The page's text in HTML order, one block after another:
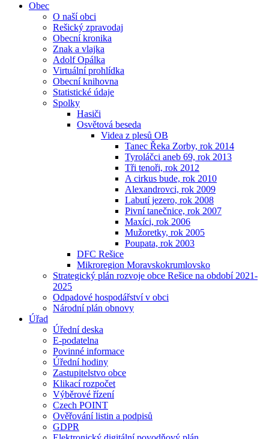
Obec
O naší obci
Rešický zpravodaj
Obecní kronika
Znak a vlajka
Adolf Opálka
Virtuální prohlídka
Obecní knihovna
Statistické údaje
Spolky
Hasiči
Osvětová beseda
Videa z plesů OB
Tanec Řeka Zorby, rok 2014
Tyroláčci aneb 69, rok 2013
Tři tenoři, rok 2012
A cirkus bude, rok 2010
Alexandrovci, rok 2009
Labutí jezero, rok 2008
Pivní tanečnice, rok 2007
Maxíci, rok 2006
Mužoretky, rok 2005
Poupata, rok 2003
DFC Rešice
Mikroregion Moravskokrumlovsko
Strategický plán rozvoje obce Rešice na období 2021-
2025
Odpadové hospodářství v obci
Národní plán obnovy
Úřad
Úřední deska
E-podatelna
Povinné informace
Úřední hodiny
Zastupitelstvo obce
Klikací rozpočet
Výběrové řízení
Czech POINT
Ověřování listin a podpisů
GDPR